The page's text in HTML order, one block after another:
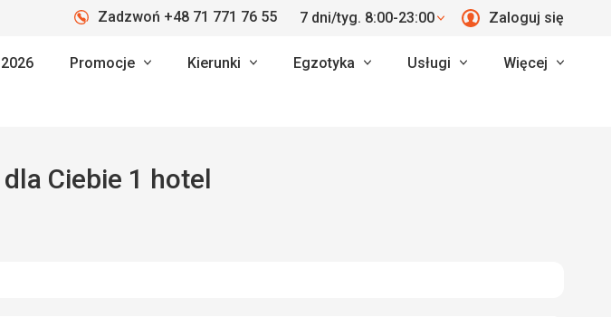
Zadzwoń +48 71 771 76 55 7 dni/tyg. 8:00-23:00 Zaloguj się
Promocje Kierunki Egzotyka Usługi Więcej
Ciebie 1 hotel